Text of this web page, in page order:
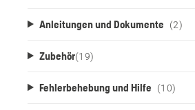
Anleitungen und Dokumente (2)
Zubehör(19)
Fehlerbehebung und Hilfe (10)